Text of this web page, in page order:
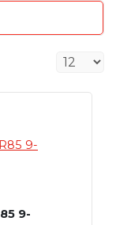
9-